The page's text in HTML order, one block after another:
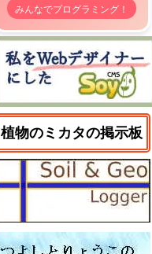
みんなでプログラミング！
植物のミカタの掲示板